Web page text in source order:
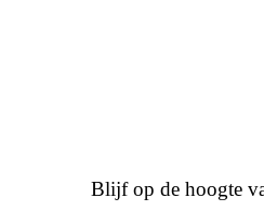
Blijf op de hoogte